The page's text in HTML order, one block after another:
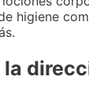
higiene